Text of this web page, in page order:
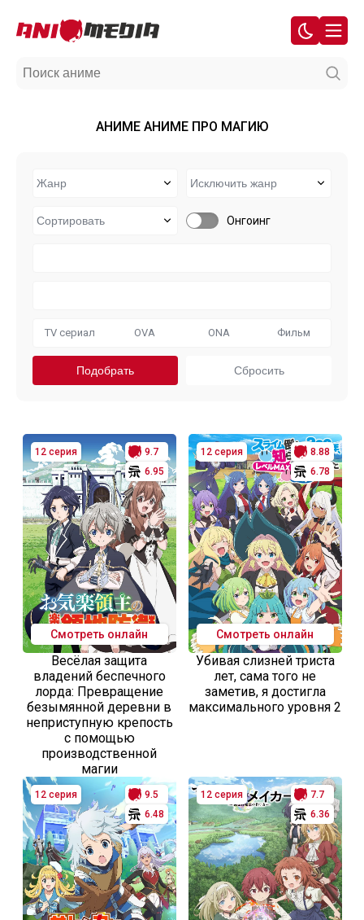
АНИМЕ АНИМЕ ПРО МАГИЮ
Онгоинг
TV сериал OVA ONA Фильм
12 серия
9.7
6.95
Смотреть онлайн
Весёлая защита
владений беспечного
лорда: Превращение
безымянной деревни в
неприступную крепость
с помощью
производственной
магии
12 серия
8.88
6.78
Смотреть онлайн
Убивая слизней триста
лет, сама того не
заметив, я достигла
максимального уровня 2
12 серия
9.5
6.48
12 серия
7.7
6.36